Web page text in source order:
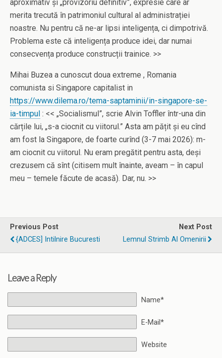
aproximativ și „provizoriu definitiv”, expresie care ar
merita trecută în patrimoniul cultural al administrației
noastre. Nu pentru că ne-ar lipsi inteligența, ci dimpotrivă.
Problema este că inteligența produce idei, dar numai
consecvența produce construcții trainice. >>
Mihai Buzea a cunoscut doua extreme , Romania
comunista si Singapore capitalist in
https://www.dilema.ro/tema-saptaminii/in-singapore-se-
ia-timpul : << „Socialismul”, scrie Alvin Toffler într-una din
cărțile lui, „s-a ciocnit cu viitorul.” Asta am pățit și eu cînd
am fost la Singapore, de foarte curînd (3-7 mai 2026): m-
am ciocnit cu viitorul. Nu eram pregătit pentru asta, deși
crezusem că sînt (citisem mult înainte, aveam – în capul
meu – temele făcute de acasă). Dar, nu. >>
Previous Post
{ADCES] Intilnire Bucuresti
Next Post
Lemnul Strimb Al Omenirii
Leave a Reply
Name*
E-Mail*
Website